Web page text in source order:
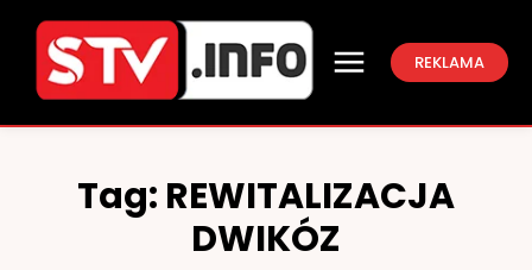
REKLAMA
Tag: REWITALIZACJA
DWIKÓZ